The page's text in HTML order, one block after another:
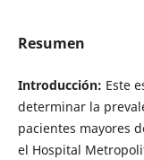
Resumen
Introducción: Este
determinar la
pacientes mayores
el Hospital